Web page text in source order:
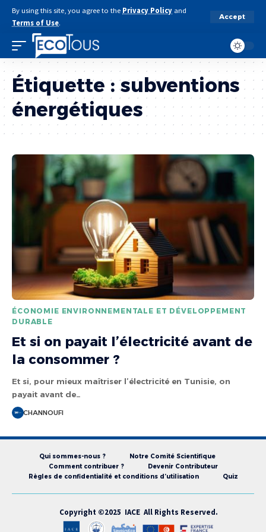
By using this site, you agree to the Privacy Policy and
Terms of Use.
Accept
Étiquette :subventions
énergétiques
ÉCONOMIE ENVIRONNEMENTALE ET DÉVELOPPEMENT
DURABLE
Et si on payait l’électricité avant de
la consommer ?
Et si, pour mieux maîtriser l’électricité en Tunisie, on
payait avant de…
CHANNOUFI
Qui sommes-nous ?
Notre Comité Scientifique
Comment contribuer ?
Devenir Contributeur
Règles de confidentialité et conditions d’utilisation
Quiz
Copyright ©2025 IACE All Rights Reserved.